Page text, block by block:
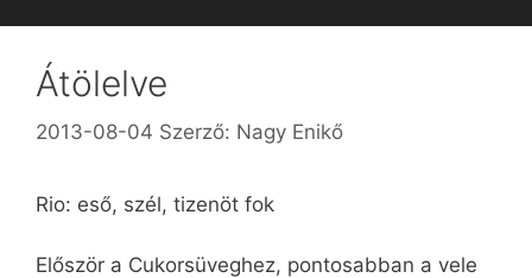
Átölelve
2013-08-04 Szerző: Nagy Enikő
Rio: eső, szél, tizenöt fok
Először a Cukorsüveghez, pontosabban a vele